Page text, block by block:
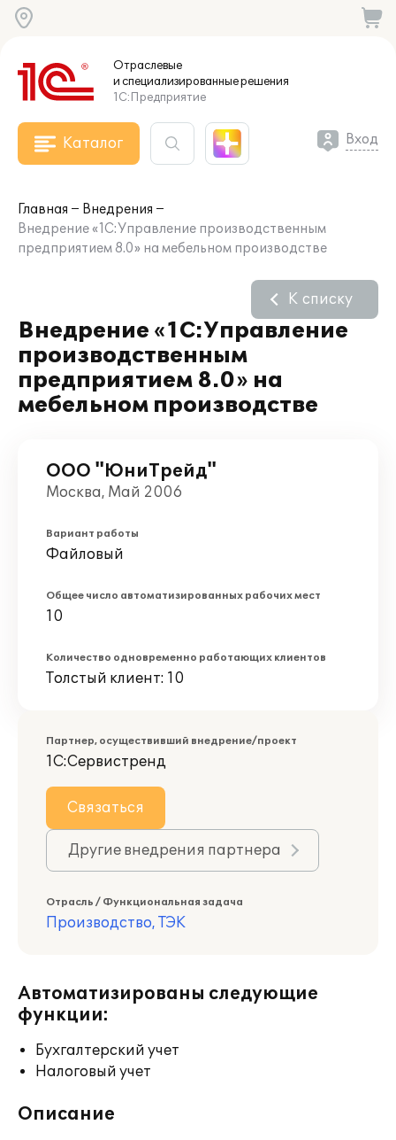
Отраслевые
и специализированныерешения
1С:Предприятие
Каталог Вход
Главная
Внедрения
Внедрение «1С:Управление производственным
предприятием 8.0» на мебельном производстве
Внедрение «1С:Управление
производственным
предприятием 8.0» на
мебельном производстве
К списку
ООО "ЮниТрейд"
Москва, Май 2006
Вариант работы
Файловый
Общее число автоматизированных рабочих мест
10
Количество одновременно работающих клиентов
Толстый клиент: 10
Партнер, осуществивший внедрение/проект
1С:Сервистренд
Связаться
Другие внедрения партнера
Отрасль / Функциональная задача
Производство, ТЭК
Автоматизированы следующие
функции:
Бухгалтерский учет
Налоговый учет
Описание